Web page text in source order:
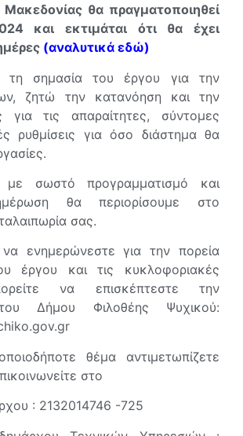
θα πραγματοποιηθεί
και εκτιμάται ότι θα έχει
(αναλυτικά εδώ)
σημασία του έργου για την
ζητώ την κατανόηση και την
τις απαραίτητες, σύντομες
ρυθμίσεις για όσο διάστημα θα
με σωστό προγραμματισμό και
θα περιορίσουμε στο
σας.
ενημερώνεστε για την πορεία
έργου και τις κυκλοφοριακές
να επισκέπτεστε την
του Δήμου Φιλοθέης Ψυχικού:
θέμα αντιμετωπίζετε
στο
: 2132014746 -725